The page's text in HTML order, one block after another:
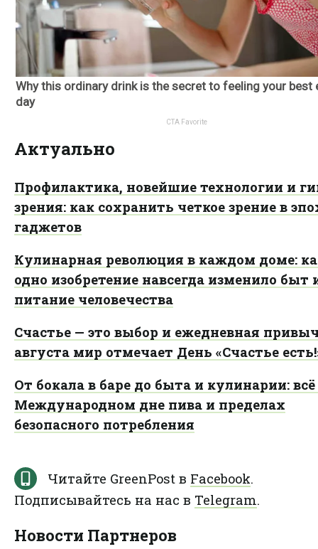
Актуально
Профилактика, новейшие технологии и
зрения: как сохранить четкое зрение в
гаджетов
Кулинарная революция в каждом доме:
одно изобретение навсегда изменило быт
питание человечества
Счастье — это выбор и ежедневная
августа мир отмечает День «Счастье
От бокала в баре до быта и кулинарии: всё
Международном дне пива и пределах
безопасного потребления
Читайте GreenPost в Facebook.
Подписывайтесь на нас в Telegram.